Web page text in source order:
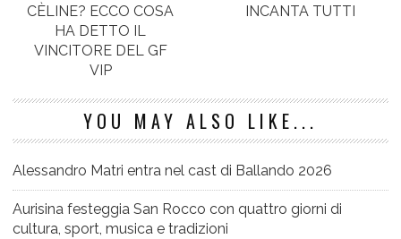
CÈLINE? ECCO COSA
HA DETTO IL
VINCITORE DEL GF
VIP
INCANTA TUTTI
YOU MAY ALSO LIKE...
Alessandro Matri entra nel cast di Ballando 2026
Aurisina festeggia San Rocco con quattro giorni di
cultura, sport, musica e tradizioni